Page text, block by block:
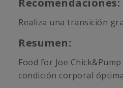
Realiza una transición
Resumen:
Food for Joe
condición corporal